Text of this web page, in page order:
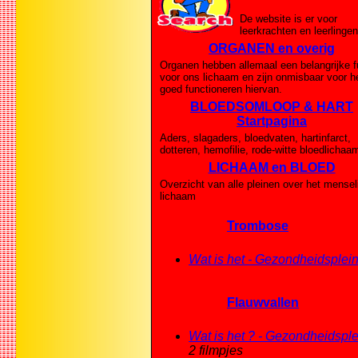
De website is er voor
leerkrachten en
ORGANEN en overig
Organen hebben allemaal een belangrijke
voor ons lichaam en zijn onmisbaar voor
goed functioneren hiervan.
BLOEDSOMLOOP & HART
Startpagina
Aders, slagaders, bloedvaten, hartinfarct,
dotteren, hemofilie, rode-witte
LICHAAM en BLOED
Overzicht van alle pleinen over het
lichaam
Trombose
Wat is het - Gezondheidsplein
Flauwvallen
Wat is het ? -
2 filmpjes